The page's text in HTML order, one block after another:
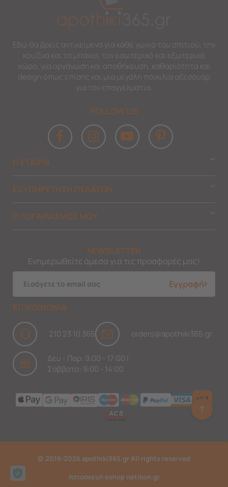
Εδώ θα βρεις αντικείμενα για κάθε γωνιά του σπιτιού, την
κουζίνα και το μπάνιο, τον εσωτερικό και εξωτερικό
χώρο, για οργάνωση και αποθήκευση, καθαριότητα και
design όπως επίσης και μια μεγάλη ποικιλία αξεσουάρ
για τον επαγγελματία.
FOLLOW US
Η ΕΤΑΙΡΙΑ
ΕΞΥΠΗΡΕΤΗΣΗ ΠΕΛΑΤΩΝ
Ο ΛΟΓΑΡΙΑΣΜΟΣ ΜΟΥ
NEWSLETTER
Ενημερωθείτε άμεσα για τις προσφορές μας!
Εγγραφή
ΕΠΙΚΟΙΝΩΝΙΑ
210 23 10 365 orders@apothiki365.gr
Δευ - Παρ: 9:00 - 17:00 |
Σάββατο: 9:00 - 14:00
↑
© 2016-2026 apothiki365.gr All rights reserved
Κατασκευή eshop netikon.gr